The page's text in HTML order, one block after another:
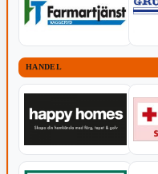
HANDEL